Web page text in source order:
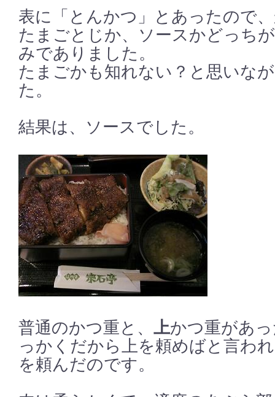
表に「とんかつ」とあったので
たまごとじか、ソースかどっち
みでありました。
たまごかも知れない？と思いな
た。
結果は、ソースでした。
普通のかつ重と、 上かつ重があ
っかくだから上を頼めばと言わ
を頼んだのです。